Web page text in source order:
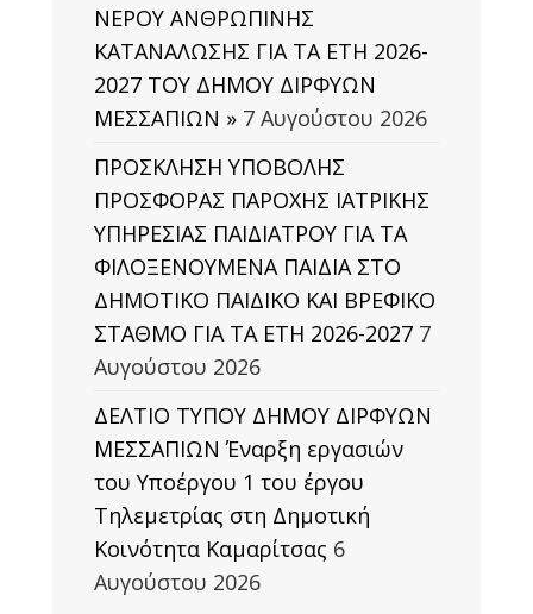
ΝΕΡΟΥ ΑΝΘΡΩΠΙΝΗΣ
ΚΑΤΑΝΑΛΩΣΗΣ ΓΙΑ ΤΑ ΕΤΗ 2026-
2027 ΤΟΥ ΔΗΜΟΥ ΔΙΡΦΥΩΝ
ΜΕΣΣΑΠΙΩΝ » 7 Αυγούστου 2026
ΠΡΟΣΚΛΗΣΗ ΥΠΟΒΟΛΗΣ
ΠΡΟΣΦΟΡΑΣ ΠΑΡΟΧΗΣ ΙΑΤΡΙΚΗΣ
ΥΠΗΡΕΣΙΑΣ ΠΑΙΔΙΑΤΡΟΥ ΓΙΑ ΤΑ
ΦΙΛΟΞΕΝΟΥΜΕΝΑ ΠΑΙΔΙΑ ΣΤΟ
ΔΗΜΟΤΙΚΟ ΠΑΙΔΙΚΟ ΚΑΙ ΒΡΕΦΙΚΟ
ΣΤΑΘΜΟ ΓΙΑ ΤΑ ΕΤΗ 2026-2027 7
Αυγούστου 2026
ΔΕΛΤΙΟ ΤΥΠΟΥ ΔΗΜΟΥ ΔΙΡΦΥΩΝ
ΜΕΣΣΑΠΙΩΝ Έναρξη εργασιών
του Υποέργου 1 του έργου
Τηλεμετρίας στη Δημοτική
Κοινότητα Καμαρίτσας 6
Αυγούστου 2026